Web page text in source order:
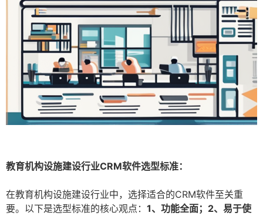
教育机构设施建设行业CRM软件选型标准：
在教育机构设施建设行业中，选择适合的CRM软件至关重
要。以下是选型标准的核心观点： 1、功能全面；2、易于使